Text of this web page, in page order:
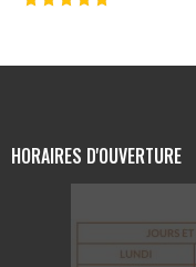
HORAIRES D'OUVERTURE